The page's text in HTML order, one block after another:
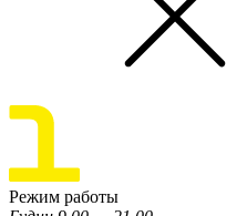
Режим работы